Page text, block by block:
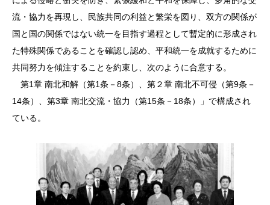
流・協力を再現し、民族共同の利益と繁栄を図り、双方の関係が
国と国の関係ではない統一を目指す過程として暫定的に形成され
た特殊関係であることを確認し認め、平和統一を成就するために
共同努力を傾注することを約束し、次のように合意する。
第1章 南北和解（第1条－8条）、第２章 南北不可侵（第9条－
14条）、第3章 南北交流・協力（第15条－18条）」で構成され
ている。